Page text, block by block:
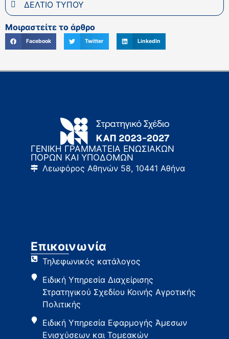
ΔΕΛΤΙΟ ΤΥΠΟΥ
Μοιραστείτε το άρθρο
Facebook Twitter LinkedIn
ΓΕΝΙΚΗ ΓΡΑΜΜΑΤΕΙΑ ΕΝΩΣΙΑΚΩΝ
ΠΟΡΩΝ ΚΑΙ ΥΠΟΔΟΜΩΝ
Λεωφόρος Αθηνών 58, 10441 Αθήνα
Επικοινωνία
Τηλεφωνικός κατάλογος
Ειδική Υπηρεσία Διαχείρισης
Στρατηγικού Σχεδίου Κοινής Αγροτικής
Πολιτικής
Ειδική Υπηρεσία Εφαρμογής Άμεσων
Ενισχύσεων και Τομεακών